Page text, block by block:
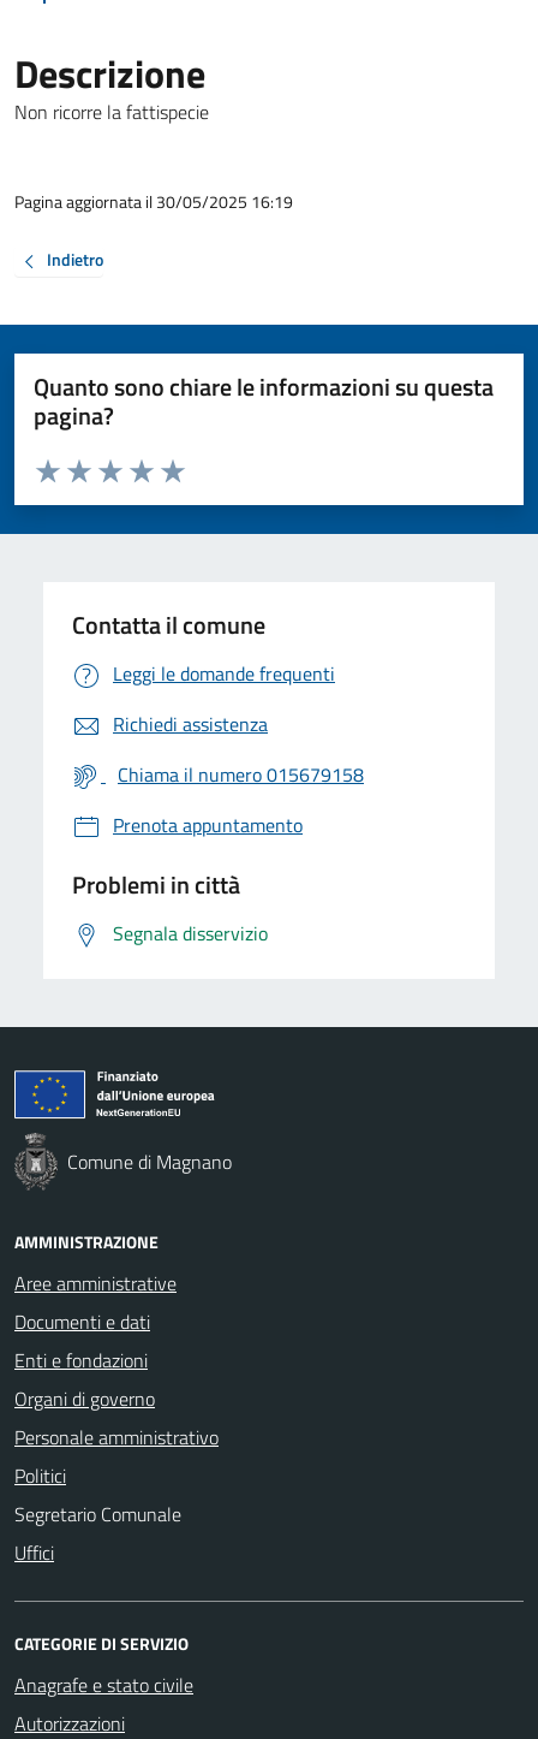
Descrizione
Non ricorre la fattispecie
Pagina aggiornata il 30/05/2025 16:19
Indietro
Quanto sono chiare le informazioni su questa
pagina?
Valuta da 1 a 5 stelle la pagina
Valuta 5 stelle su 5
Valuta 4 stelle su 5
Valuta 3 stelle su 5
Valuta 2 stelle su 5
Valuta 1 stelle su 5
Contatta il comune
Leggi le domande frequenti
Richiedi assistenza
Chiama il numero 015679158
Prenota appuntamento
Problemi in città
Segnala disservizio
Comune di Magnano
AMMINISTRAZIONE
Aree amministrative
Documenti e dati
Enti e fondazioni
Organi di governo
Personale amministrativo
Politici
Segretario Comunale
Uffici
CATEGORIE DI SERVIZIO
Anagrafe e stato civile
Autorizzazioni